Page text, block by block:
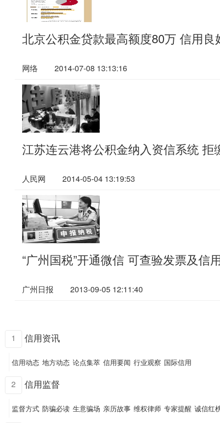
北京公积金贷款最高额度80万 信用良
网络 2014-07-08 13:13:16
江苏连云港将公积金纳入资信系统 拒
人民网 2014-05-04 13:19:53
“广州国税”开通微信 可查验发票及信
广州日报 2013-09-05 12:11:40
1 信用资讯
信用动态 地方动态 论点集萃 信用要闻 行业观察 国际信用
2 信用监督
监督方式 防骗必读 生意骗场 亲历故事 维权律师 专家提醒 诚信红